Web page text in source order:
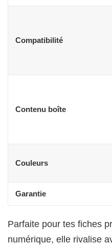
Compatibilité
Contenu boîte
Couleurs
Garantie
Parfaite pour tes fiches
numérique, elle rivalise